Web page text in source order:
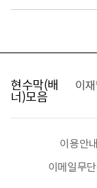
현수막(배
너)모음
찾습니다 이
이용안내
이메일무